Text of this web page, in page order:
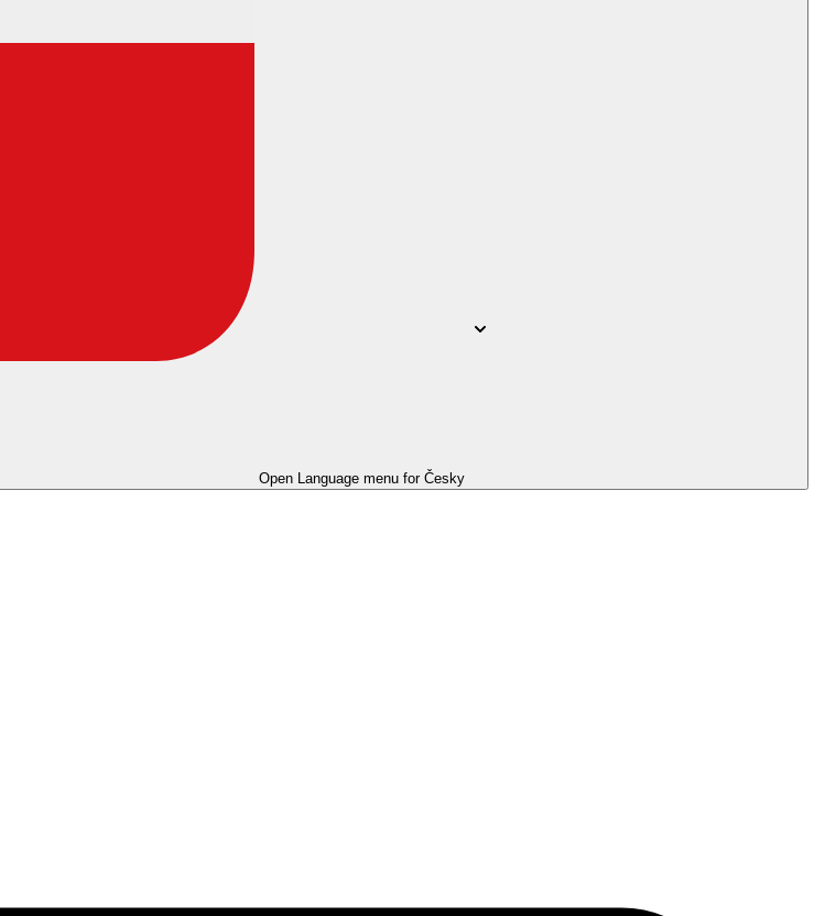
Open Language menu for Česky